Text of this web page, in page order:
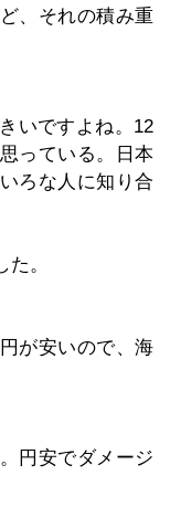
、それの積み重
いですよね。12
っている。日本
ろな人に知り合
。
が安いので、海
円安でダメージ